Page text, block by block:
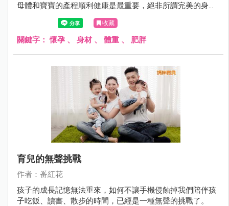
母體和寶寶的產程順利健康是最重要，絕非所謂完美的身
收藏
關鍵字：懷孕 、 身材 、 體重 、 肥胖
育兒的無聲挑戰
作者：番紅花
孩子的成長記憶無法重來，如何不讓手機侵蝕掉我們陪伴孩
子吃飯、讀書、散步的時間，已經是一種無聲的挑戰了。